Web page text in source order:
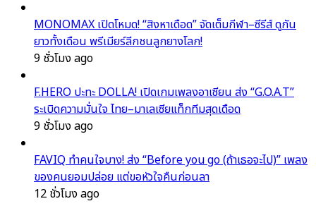
MONOMAX เปิดโหมด! “สิงหาเดือด” จัดเต็มกีฬา–ซีรีส์ ดูกัน
ยาวทั้งเดือน พรีเมียร์ลีกชนลูกยางโลก!
9 ชั่วโมง ago
F.HERO ปะทะ DOLLA! เปิดเกมเพลงอาเซียน ส่ง “G.O.A.T”
ระเบิดความมั่นใจ ไทย–มาเลเซียแท็กทีมสุดเดือด
9 ชั่วโมง ago
FAVIQ ทำคนใจบาง! ส่ง “Before you go (ถ้าเธอจะไป)” เพลง
ของคนยอมปล่อย แต่ขอหัวใจคืนก่อนลา
12 ชั่วโมง ago